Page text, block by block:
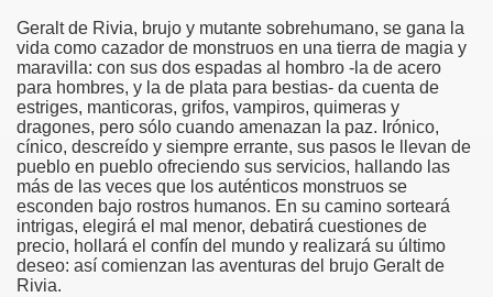
Geralt de Rivia, brujo y mutante sobrehumano, se gana la
vida como cazador de monstruos en una tierra de magia y
maravilla: con sus dos espadas al hombro -la de acero
para hombres, y la de plata para bestias- da cuenta de
estriges, manticoras, grifos, vampiros, quimeras y
dragones, pero sólo cuando amenazan la paz. Irónico,
cínico, descreído y siempre errante, sus pasos le llevan de
pueblo en pueblo ofreciendo sus servicios, hallando las
más de las veces que los auténticos monstruos se
esconden bajo rostros humanos. En su camino sorteará
intrigas, elegirá el mal menor, debatirá cuestiones de
precio, hollará el confín del mundo y realizará su último
deseo: así comienzan las aventuras del brujo Geralt de
Rivia.